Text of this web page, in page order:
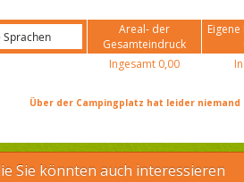
Areal- der
Gesamteindruck
Ingesamt 0,00
Über der Campingplatz hat leider
Sie könnten auch interessieren